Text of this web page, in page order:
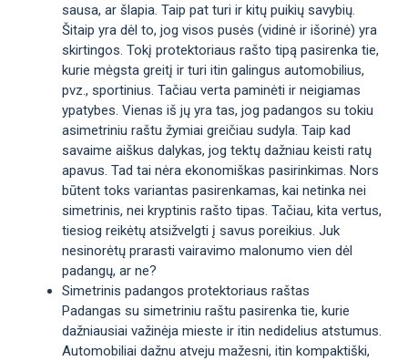
sausa, ar šlapia. Taip pat turi ir kitų puikių savybių.
Šitaip yra dėl to, jog visos pusės (vidinė ir išorinė) yra
skirtingos. Tokį protektoriaus rašto tipą pasirenka tie,
kurie mėgsta greitį ir turi itin galingus automobilius,
pvz., sportinius. Tačiau verta paminėti ir neigiamas
ypatybes. Vienas iš jų yra tas, jog padangos su tokiu
asimetriniu raštu žymiai greičiau sudyla. Taip kad
savaime aiškus dalykas, jog tektų dažniau keisti ratų
apavus. Tad tai nėra ekonomiškas pasirinkimas. Nors
būtent toks variantas pasirenkamas, kai netinka nei
simetrinis, nei kryptinis rašto tipas. Tačiau, kita vertus,
tiesiog reikėtų atsižvelgti į savus poreikius. Juk
nesinorėtų prarasti vairavimo malonumo vien dėl
padangų, ar ne?
Simetrinis padangos protektoriaus raštas
Padangas su simetriniu raštu pasirenka tie, kurie
dažniausiai važinėja mieste ir itin nedidelius atstumus.
Automobiliai dažnu atveju mažesni, itin kompaktiški,